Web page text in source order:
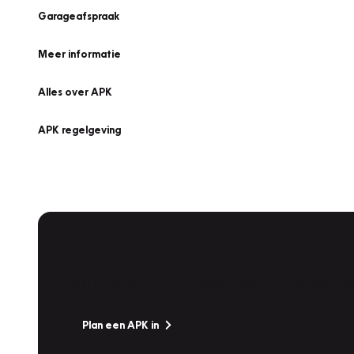
Garageafspraak
Meer informatie
Alles over APK
APK regelgeving
Plan een APK in